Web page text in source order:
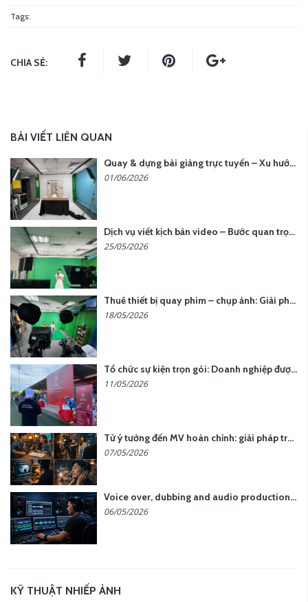
Tags:
CHIA SẺ:
BÀI VIẾT LIÊN QUAN
Quay & dựng bài giảng trực tuyến – Xu hướng đào tạo thời đại số
01/06/2026
Dịch vụ viết kịch bản video – Bước quan trọng quyết định thành công nội dung
25/05/2026
Thuê thiết bị quay phim – chụp ảnh: Giải pháp tối ưu chi phí cho doanh nghiệp
18/05/2026
Tổ chức sự kiện trọn gói: Doanh nghiệp được gì khi chọn đơn vị chuyên nghiệp?
11/05/2026
Từ ý tưởng đến MV hoàn chỉnh: giải pháp trọn gói tại YCN Media
07/05/2026
Voice over, dubbing and audio production services in Vietnam for global content
06/05/2026
KỸ THUẬT NHIẾP ẢNH